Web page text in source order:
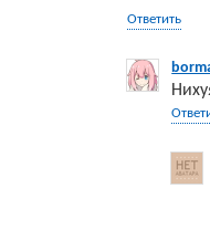
Ответить